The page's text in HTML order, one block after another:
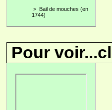
> Bail de mouches (en
1744)
Pour